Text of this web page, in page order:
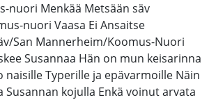
nuori Menkää Metsään säv
nuori Vaasa Ei Ansaitse
San Mannerheim/Koomus-Nuori
Susannaa Hän on mun keisarinna
naisille Typerille ja epävarmoille Näin
Susannan kojulla Enkä voinut arvata